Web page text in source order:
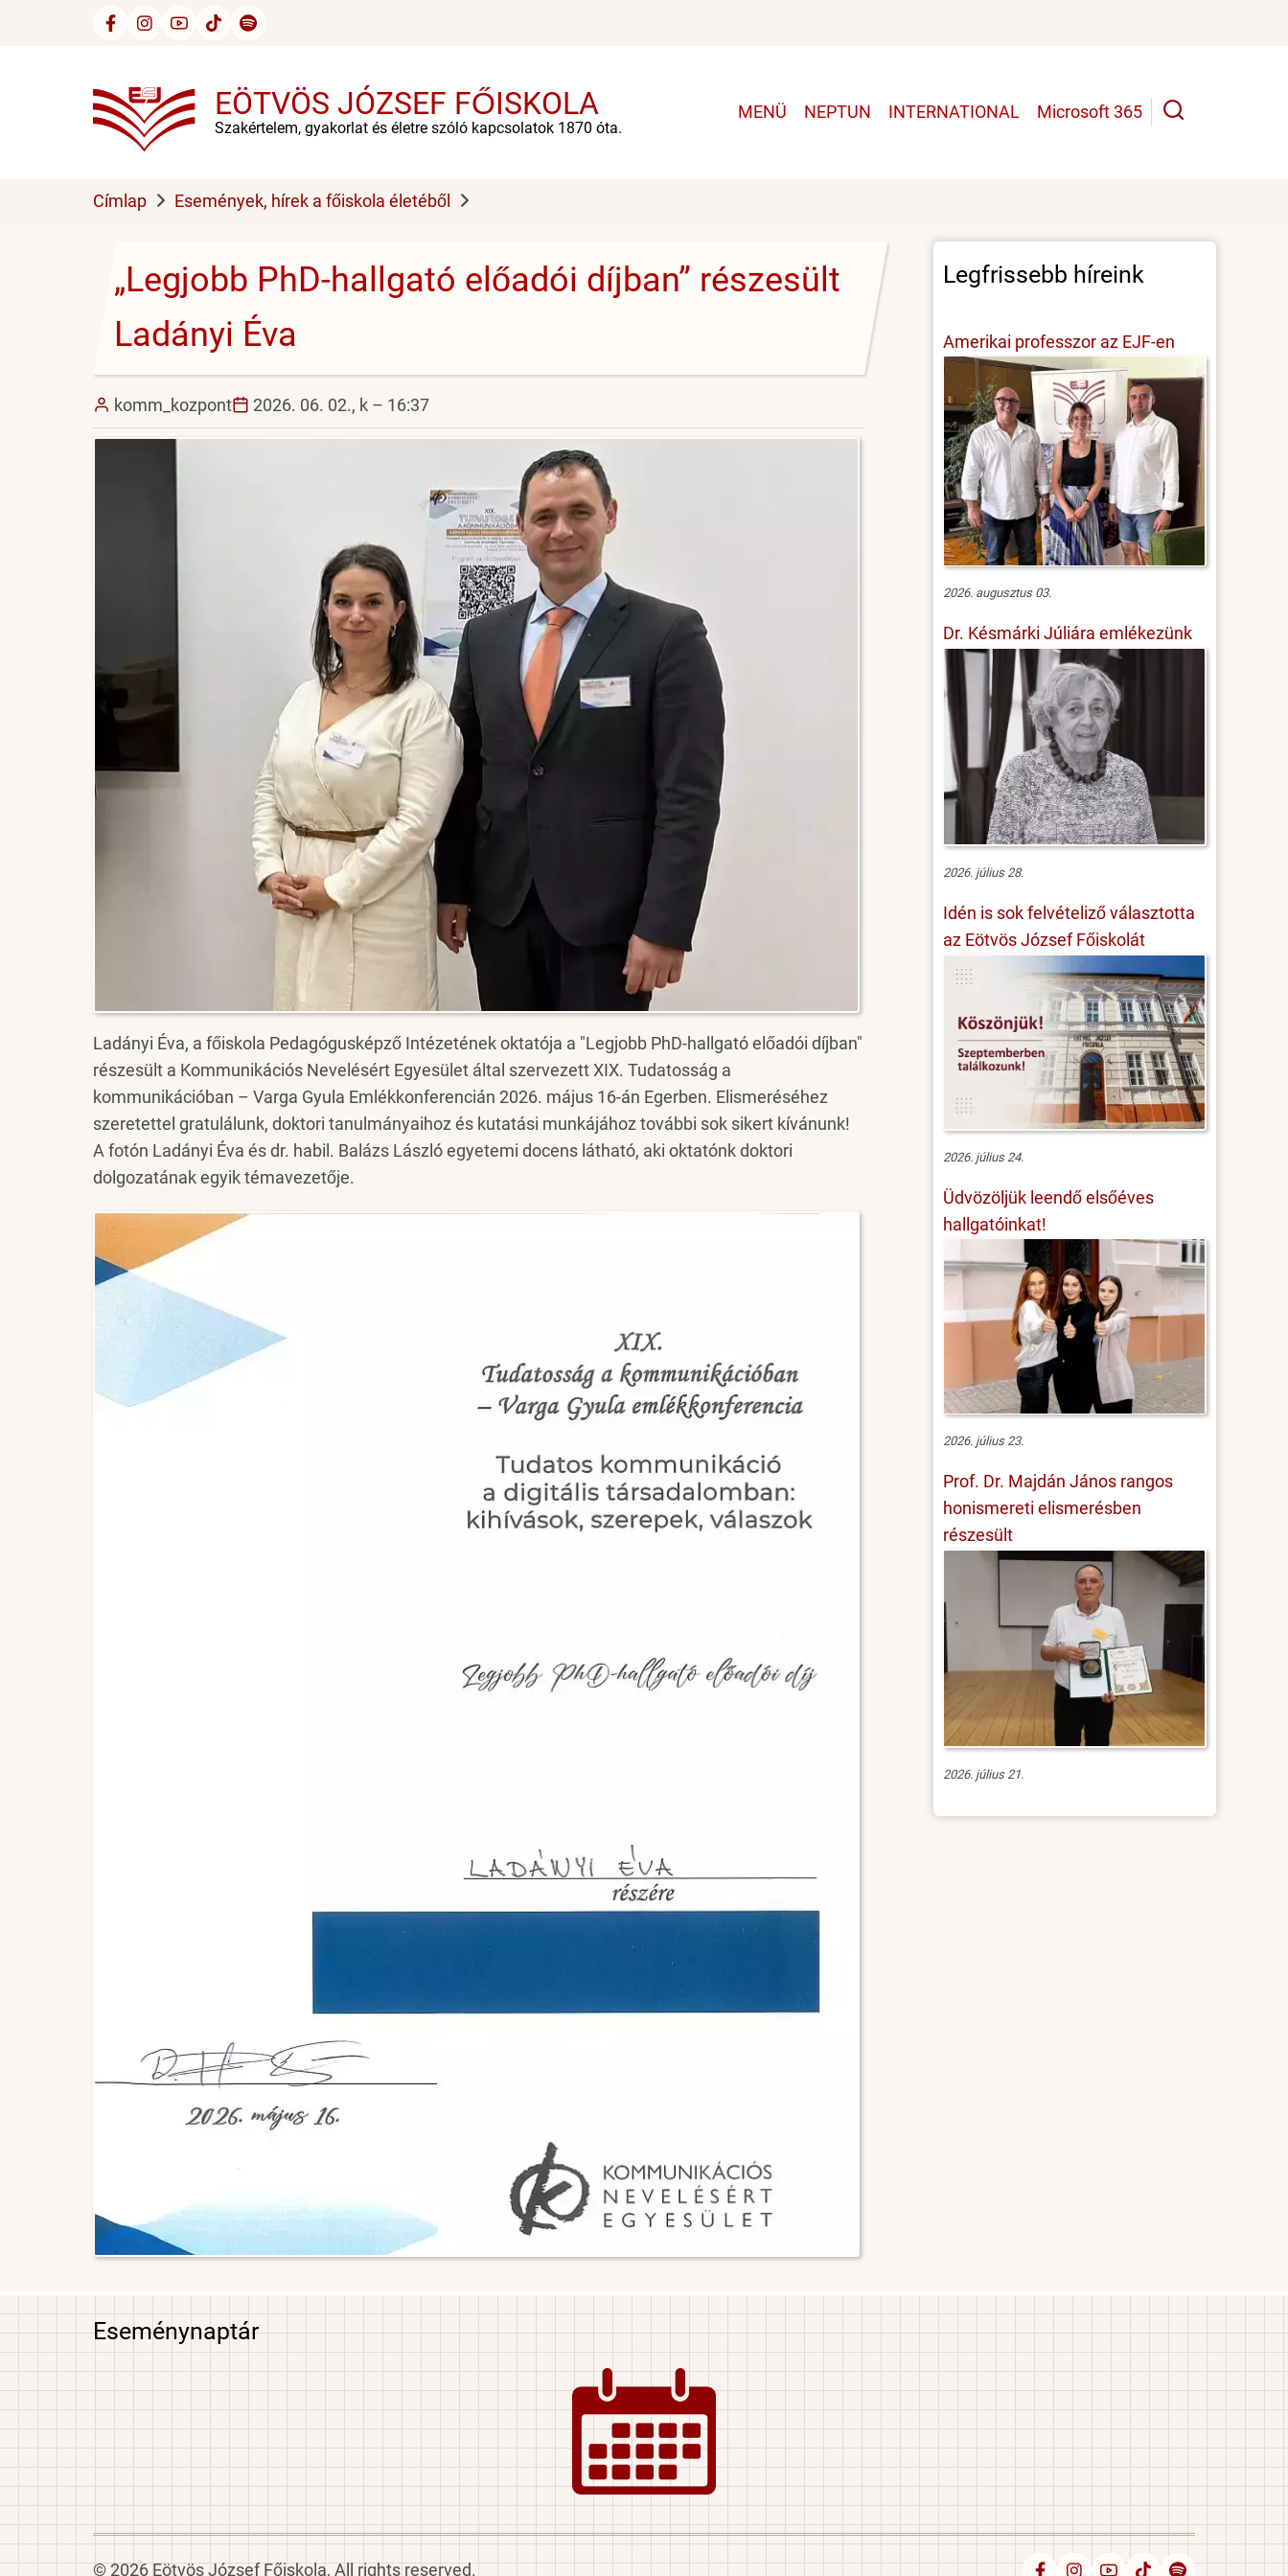
EÖTVÖS JÓZSEF FŐISKOLA
Szakértelem, gyakorlat és életre szóló kapcsolatok 1870 óta.
Main
MENÜ NEPTUN INTERNATIONAL Microsoft 365
Címlap Események, hírek a főiskola életéből
„Legjobb PhD-hallgató előadói díjban” részesült
Ladányi Éva
komm_kozpont 2026. 06. 02., k – 16:37
Ladányi Éva, a főiskola Pedagógusképző Intézetének oktatója a "Legjobb PhD-hallgató előadói díjban"
részesült a Kommunikációs Nevelésért Egyesület által szervezett XIX. Tudatosság a
kommunikációban – Varga Gyula Emlékkonferencián 2026. május 16-án Egerben. Elismeréséhez
szeretettel gratulálunk, doktori tanulmányaihoz és kutatási munkájához további sok sikert kívánunk!
A fotón Ladányi Éva és dr. habil. Balázs László egyetemi docens látható, aki oktatónk doktori
dolgozatának egyik témavezetője.
Image
Legfrissebb híreink
Amerikai professzor az EJF-en
2026. augusztus 03.
Dr. Késmárki Júliára emlékezünk
2026. július 28.
Idén is sok felvételiző választotta
az Eötvös József Főiskolát
2026. július 24.
Üdvözöljük leendő elsőéves
hallgatóinkat!
2026. július 23.
Prof. Dr. Majdán János rangos
honismereti elismerésben
részesült
2026. július 21.
Eseménynaptár
© 2026 Eötvös József Főiskola, All rights reserved.